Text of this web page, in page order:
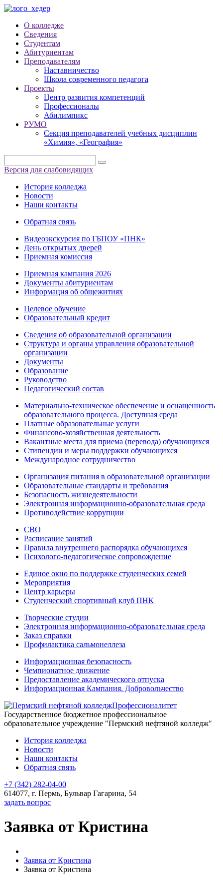
О колледже
Сведения
Студентам
Абитуриентам
Преподавателям
Наставничество
Школа современного педагога
Проекты
Центр развития компетенций
Профессионалы
Абилимпикс
РУМО
Секция преподавателей учебных дисциплин
«Химия», «География»
Версия для слабовидящих
История колледжа
Новости
Наши контакты
Обратная связь
Видеоэкскурсия по ГБПОУ «ПНК»
День открытых дверей
Приемная комиссия
Приемная кампания 2026
Дoкументы абитуриентам
Информация об общежитиях
Целевое обучение
Образовательный кредит
Сведения об образовательной организации
Структура и органы управления образовательной
организации
Документы
Образование
Руководство
Педагогический состав
Материально-техническое обеспечение и оснащенность
образовательного процесса. Доступная среда
Платные образовательные услуги
Финансово-хозяйственная деятельность
Вакантные места для приема (перевода) обучающихся
Стипендии и меры поддержки обучающихся
Международное сотрудничество
Организация питания в образовательной организации
Образовательные стандарты и требования
Безопасность жизнедеятельности
Электронная информационно-образовательная среда
Противодействие коррупции
СВО
Расписание занятий
Правила внутреннего распорядка обучающихся
Психолого-педагогическое сопровождение
Единое окно по поддержке студенческих семей
Мероприятия
Центр карьеры
Студенческий спортивный клуб ПНК
Творческие студии
Электронная информационно-образовательная среда
Заказ справки
Профилактика сальмонеллеза
Информационная безопасность
Чемпионатное движение
Предоставление академического отпуска
Информационная Кампания. Добровольчество
Профессионалитет
Государственное бюджетное профессиональное
образовательное учреждение "Пермский нефтяной колледж"
История колледжа
Новости
Наши контакты
Обратная связь
+7 (342) 282-04-00
614077, г. Пермь, Бульвар Гагарина, 54
задать вопрос
Заявка от Кристина
Заявка от Кристина
Заявка от Кристина